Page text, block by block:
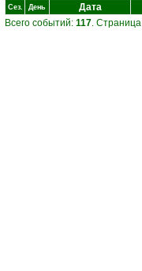
Сез. День
Дата
Всего событий: 117. Страница